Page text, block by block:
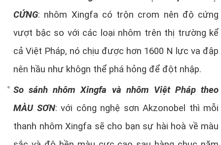
CỨNG: nhôm Xingfa có trộn crom nên độ cứng
vượt bậc so với các loại nhôm trên thị trường kể
cả Việt Pháp, nó chịu được hơn 1600 N lực va đập
nên hầu như khôgn thể phá hỏng để đột nhập.
So sánh nhôm Xingfa và nhôm Việt Pháp theo
MÀU SƠN: với công nghệ sơn Akzonobel thì mỗi
thanh nhôm Xingfa sẽ cho bạn sự hài hoà về màu